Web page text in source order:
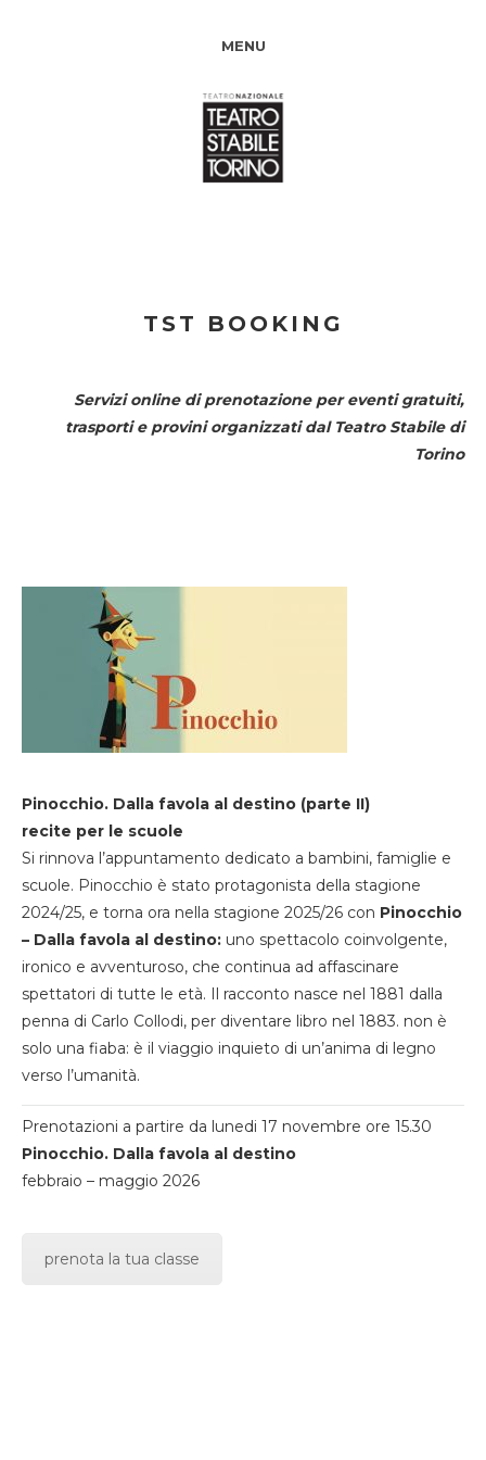
MENU
TST BOOKING
Servizi online di prenotazione per eventi gratuiti,
trasporti e provini organizzati dal Teatro Stabile di
Torino
Pinocchio. Dalla favola al destino (parte II)
recite per le scuole
Si rinnova l’appuntamento dedicato a bambini, famiglie e
scuole. Pinocchio è stato protagonista della stagione
2024/25, e torna ora nella stagione 2025/26 con Pinocchio
– Dalla favola al destino: uno spettacolo coinvolgente,
ironico e avventuroso, che continua ad affascinare
spettatori di tutte le età. Il racconto nasce nel 1881 dalla
penna di Carlo Collodi, per diventare libro nel 1883. non è
solo una fiaba: è il viaggio inquieto di un’anima di legno
verso l’umanità.
Prenotazioni a partire da lunedi 17 novembre ore 15.30
Pinocchio. Dalla favola al destino
febbraio – maggio 2026
prenota la tua classe